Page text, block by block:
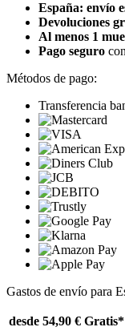
España: envío
Devoluciones
Al menos 1
Pago seguro
Métodos de pago:
Transferencia
Gastos de envío para
desde 54,90 € Gratis*